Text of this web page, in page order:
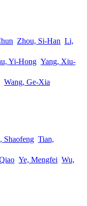
Zhou, Si-Han Li,
Yi-Hong Yang, Xiu-
Wang, Ge-Xia
Shaofeng Tian,
Ye, Mengfei Wu,